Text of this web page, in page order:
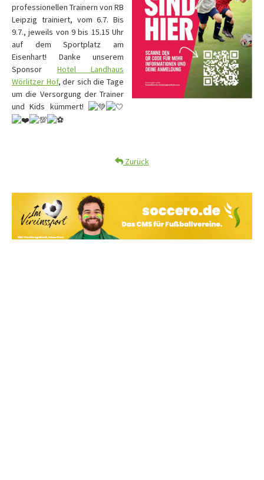
professionellen Trainern von RB
Leipzig trainiert, vom 6.7. Bis
9.7., jeweils von 9 bis 15.15 Uhr
auf dem Sportplatz am
Eisenhart! Danke unserem
Sponsor Hotel Landhaus
Wörlitzer Hof, der sich die Tage
um die Versorgung der Trainer
und Kids kümmert!
Zurück